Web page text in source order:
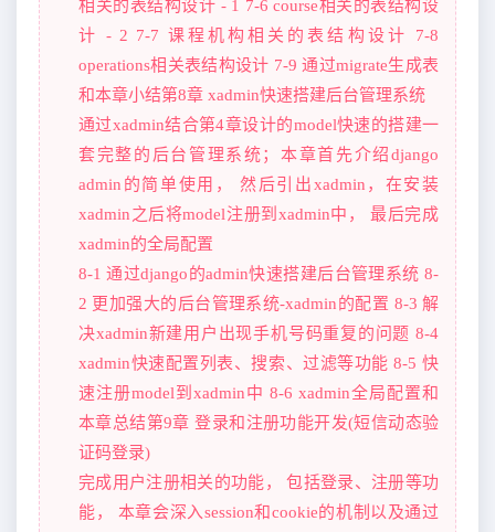
相关的表结构设计 - 1 7-6 course相关的表结构设
计 - 2 7-7 课程机构相关的表结构设计 7-8
operations相关表结构设计 7-9 通过migrate生成表
和本章小结第8章 xadmin快速搭建后台管理系统
通过xadmin结合第4章设计的model快速的搭建一
套完整的后台管理系统；本章首先介绍django
admin的简单使用， 然后引出xadmin，在安装
xadmin之后将model注册到xadmin中， 最后完成
xadmin的全局配置
8-1 通过django的admin快速搭建后台管理系统 8-
2 更加强大的后台管理系统-xadmin的配置 8-3 解
决xadmin新建用户出现手机号码重复的问题 8-4
xadmin快速配置列表、搜索、过滤等功能 8-5 快
速注册model到xadmin中 8-6 xadmin全局配置和
本章总结第9章 登录和注册功能开发(短信动态验
证码登录)
完成用户注册相关的功能， 包括登录、注册等功
能， 本章会深入session和cookie的机制以及通过